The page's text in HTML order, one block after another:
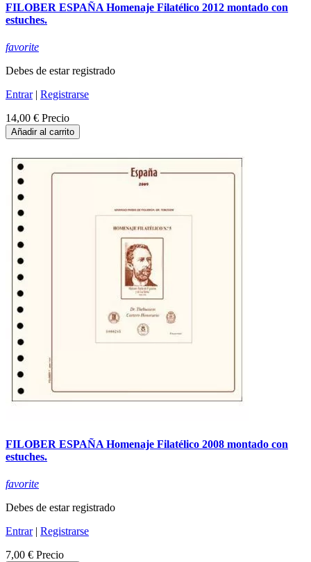
FILOBER ESPAÑA Homenaje Filatélico 2012 montado con
estuches.
favorite
Debes de estar registrado
Entrar| Registrarse
14,00 € Precio
Añadir al carrito
FILOBER ESPAÑA Homenaje Filatélico 2008 montado con
estuches.
favorite
Debes de estar registrado
Entrar| Registrarse
7,00 € Precio